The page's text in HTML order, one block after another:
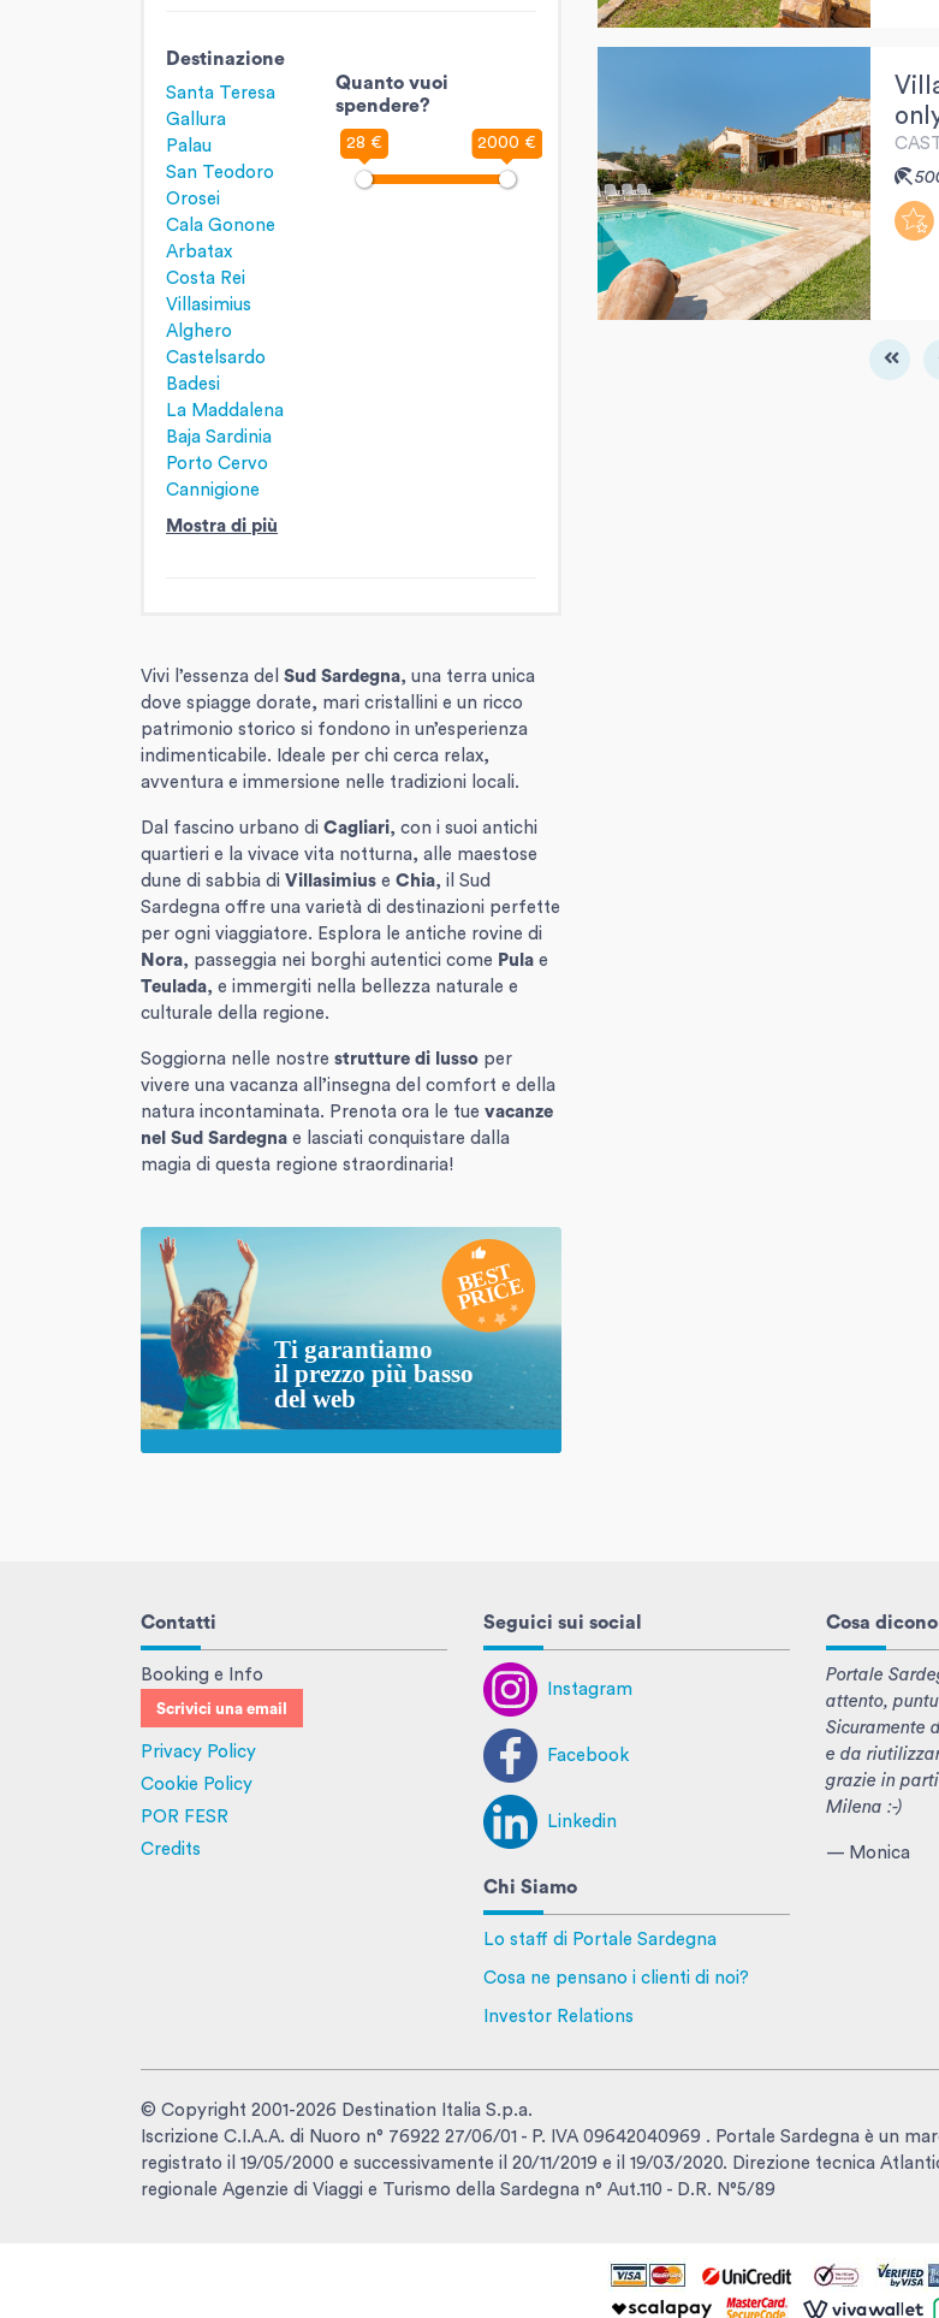
Destinazione
Santa Teresa
Gallura
Palau
San Teodoro
Orosei
Cala Gonone
Arbatax
Costa Rei
Villasimius
Alghero
Castelsardo
Badesi
La Maddalena
Baja Sardinia
Porto Cervo
Cannigione
Mostra di più
Quanto vuoi
spendere?
28 € 2000 €
Vivi l’essenza del Sud Sardegna, una terra unica
dove spiagge dorate, mari cristallini e un ricco
patrimonio storico si fondono in un’esperienza
indimenticabile. Ideale per chi cerca relax,
avventura e immersione nelle tradizioni locali.
Dal fascino urbano di Cagliari, con i suoi antichi
quartieri e la vivace vita notturna, alle maestose
dune di sabbia di Villasimius e Chia, il Sud
Sardegna offre una varietà di destinazioni perfette
per ogni viaggiatore. Esplora le antiche rovine di
Nora, passeggia nei borghi autentici come Pula e
Teulada, e immergiti nella bellezza naturale e
culturale della regione.
Soggiorna nelle nostre strutture di lusso per
vivere una vacanza all’insegna del comfort e della
natura incontaminata. Prenota ora le tue vacanze
nel Sud Sardegna e lasciati conquistare dalla
magia di questa regione straordinaria!
Contatti
Booking e Info
Scrivici una email
Privacy Policy
Cookie Policy
POR FESR
Credits
Seguici sui social
Instagram
Facebook
Linkedin
Chi Siamo
Lo staff di Portale Sardegna
Cosa ne pensano i clienti di noi?
Investor Relations
Cosa
Portale
attento,
Sicuramente
e da
grazie in
Milena :-)
— Monica
© Copyright 2001-2026 Destination Italia S.p.a.
Iscrizione C.I.A.A. di Nuoro n° 76922 27/06/01 - P. IVA 09642040969 . Portale Sardegna è un
registrato il 19/05/2000 e successivamente il 20/11/2019 e il 19/03/2020. Direzione tecnica
regionale Agenzie di Viaggi e Turismo della Sardegna n° Aut.110 - D.R. N°5/89